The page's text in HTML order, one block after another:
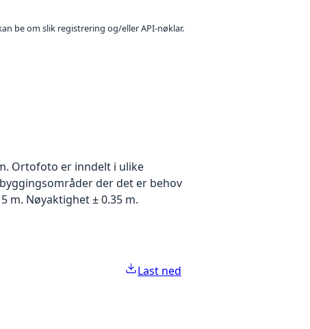
be om slik registrering og/eller API-nøklar.
Ortofoto er inndelt i ulike
der det er behov
m. Nøyaktighet ± 0.35 m.
Last ned